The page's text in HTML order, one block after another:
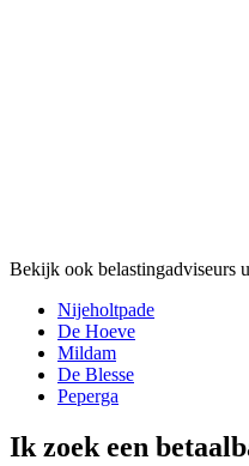
Bekijk ook belastingadviseurs
Nijeholtpade
De Hoeve
Mildam
De Blesse
Peperga
Ik zoek een